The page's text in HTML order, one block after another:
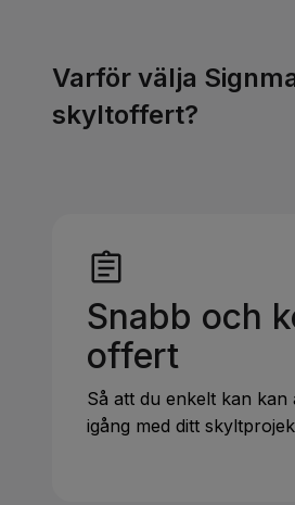
Varför välja
skyltoffert?
Snabb och
offert
Så att du enkelt kan
igång med ditt